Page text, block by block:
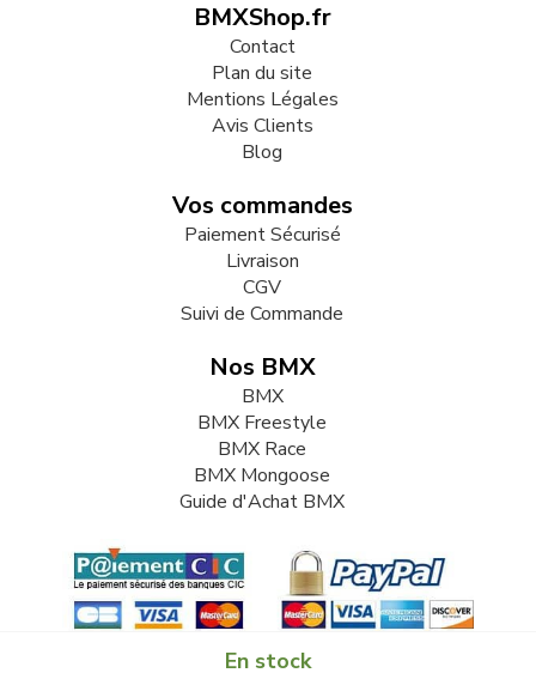
En stock
BMXShop.fr
Contact
Plan du site
Mentions Légales
Avis Clients
Blog
Vos commandes
Paiement Sécurisé
Livraison
CGV
Suivi de Commande
Nos BMX
BMX
BMX Freestyle
BMX Race
BMX Mongoose
Guide d'Achat BMX